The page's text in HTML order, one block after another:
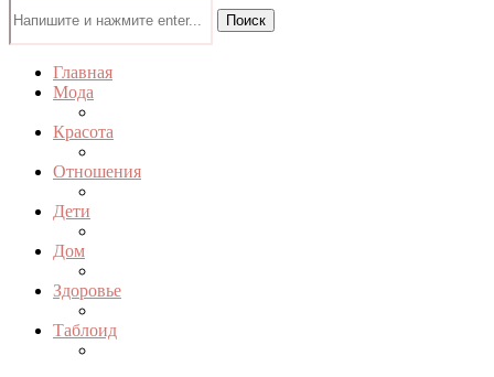
Поиск
Главная
Мода
Красота
Отношения
Дети
Дом
Здоровье
Таблоид